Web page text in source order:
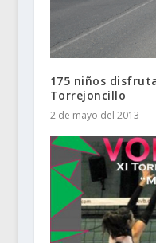
175 niños
2 de mayo del 2013